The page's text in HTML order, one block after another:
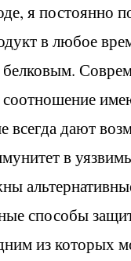
я постоянно
в любое
соотношение
всегда дают
в
способы
из которых